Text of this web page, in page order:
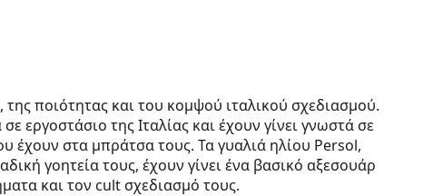
ποιότητας και του κομψού ιταλικού σχεδιασμού.
εργοστάσιο της Ιταλίας και έχουν γίνει γνωστά σε
έχουν στα μπράτσα τους. Τα γυαλιά ηλίου Persol,
γοητεία τους, έχουν γίνει ένα βασικό αξεσουάρ
και τον cult σχεδιασμό τους.